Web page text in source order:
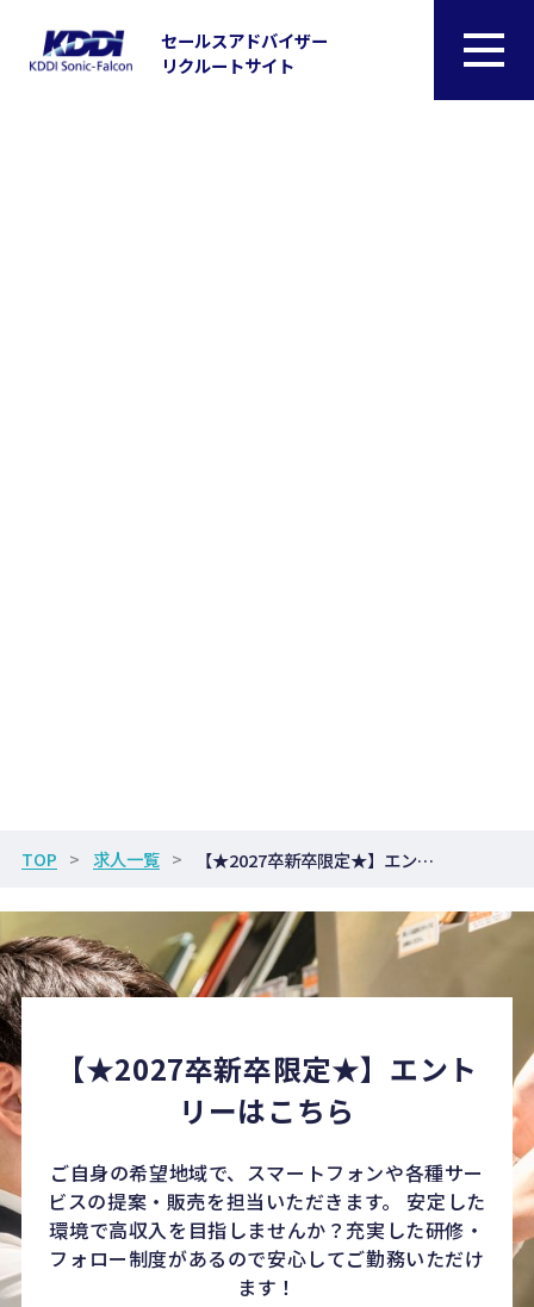
セールスアドバイザー
リクルートサイト
TOP 求人一覧 【★2027卒新卒限定★】エントリーはこちら
【★2027卒新卒限定★】エント
リーはこちら
ご自身の希望地域で、スマートフォンや各種サー
ビスの提案・販売を担当いただきます。 安定した
環境で高収入を目指しませんか？充実した研修・
フォロー制度があるので安心してご勤務いただけ
ます！